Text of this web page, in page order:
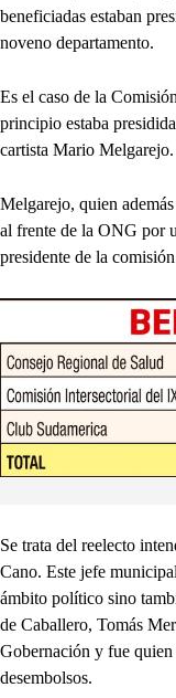
beneficiadas estaban
noveno departamento.
Es el caso de la
principio estaba
cartista Mario Melgarejo.
Melgarejo, quien
al frente de la ONG por
presidente de la
Se trata del reelecto
Cano. Este jefe
ámbito político sino
de Caballero, Tomás
Gobernación y fue
desembolsos.